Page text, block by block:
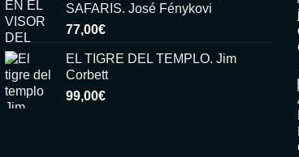
SAFARIS. José Fénykovi
77,00€
EL TIGRE DEL TEMPLO. Jim
Corbett
99,00€